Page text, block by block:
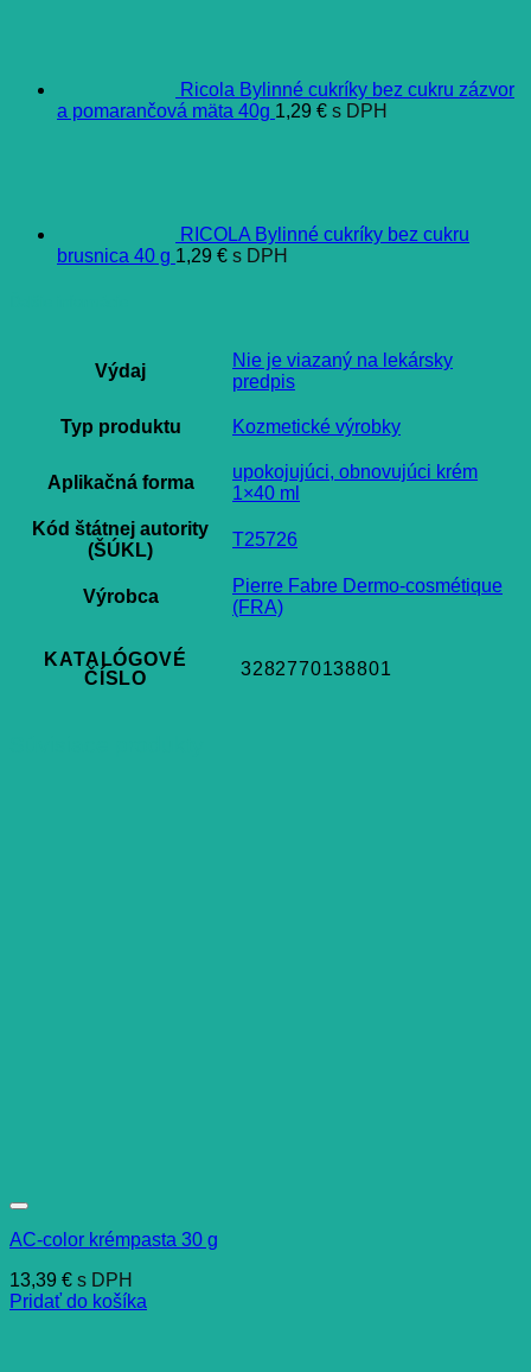
Ricola Bylinné cukríky bez cukru zázvor
a pomarančová mäta 40g 1,29 € s DPH
RICOLA Bylinné cukríky bez cukru
brusnica 40 g 1,29 € s DPH
Výdaj
Nie je viazaný na lekársky
predpis
Typ produktu Kozmetické výrobky
Aplikačná forma
upokojujúci, obnovujúci krém
1×40 ml
Kód štátnej autority
(ŠÚKL)
T25726
Výrobca
Pierre Fabre Dermo-cosmétique
(FRA)
KATALÓGOVÉ
ČÍSLO
3282770138801
AC-color krémpasta 30 g
13,39 € s DPH
Pridať do košíka